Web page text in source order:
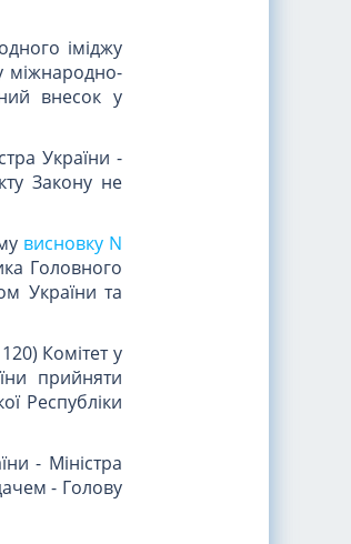
іміджу
міжнародно-
внесок у
України -
Закону не
висновку N
Головного
України та
Комітет у
прийняти
Республіки
- Міністра
- Голову